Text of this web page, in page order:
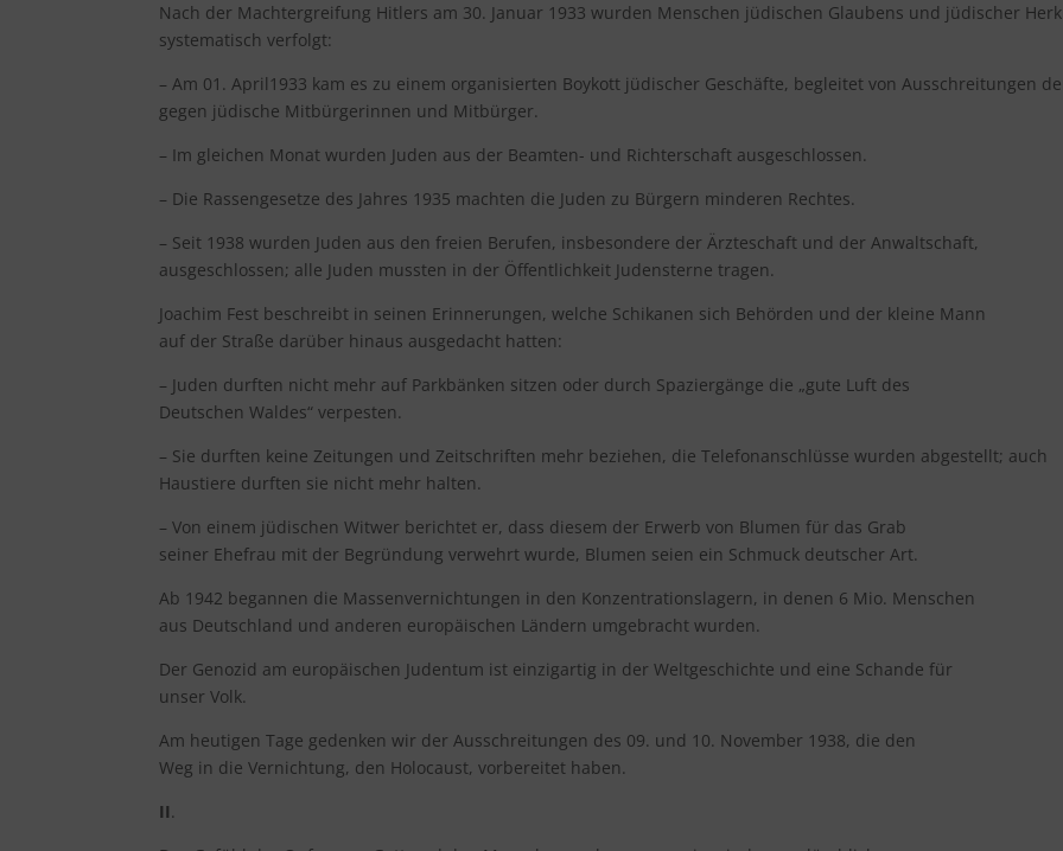
Nach der Machtergreifung Hitlers am 30. Januar 1933 wurden Menschen jüdischen Glaubens und jüdischer
systematisch verfolgt:
– Am 01. April1933 kam es zu einem organisierten Boykott jüdischer Geschäfte, begleitet von Ausschreitungen
gegen jüdische Mitbürgerinnen und Mitbürger.
– Im gleichen Monat wurden Juden aus der Beamten- und Richterschaft ausgeschlossen.
– Die Rassengesetze des Jahres 1935 machten die Juden zu Bürgern minderen Rechtes.
– Seit 1938 wurden Juden aus den freien Berufen, insbesondere der Ärzteschaft und der Anwaltschaft,
ausgeschlossen; alle Juden mussten in der Öffentlichkeit Judensterne tragen.
Joachim Fest beschreibt in seinen Erinnerungen, welche Schikanen sich Behörden und der kleine Mann
auf der Straße darüber hinaus ausgedacht hatten:
– Juden durften nicht mehr auf Parkbänken sitzen oder durch Spaziergänge die „gute Luft des
Deutschen Waldes“ verpesten.
– Sie durften keine Zeitungen und Zeitschriften mehr beziehen, die Telefonanschlüsse wurden abgestellt; auch
Haustiere durften sie nicht mehr halten.
– Von einem jüdischen Witwer berichtet er, dass diesem der Erwerb von Blumen für das Grab
seiner Ehefrau mit der Begründung verwehrt wurde, Blumen seien ein Schmuck deutscher Art.
Ab 1942 begannen die Massenvernichtungen in den Konzentrationslagern, in denen 6 Mio. Menschen
aus Deutschland und anderen europäischen Ländern umgebracht wurden.
Der Genozid am europäischen Judentum ist einzigartig in der Weltgeschichte und eine Schande für
unser Volk.
Am heutigen Tage gedenken wir der Ausschreitungen des 09. und 10. November 1938, die den
Weg in die Vernichtung, den Holocaust, vorbereitet haben.
II.